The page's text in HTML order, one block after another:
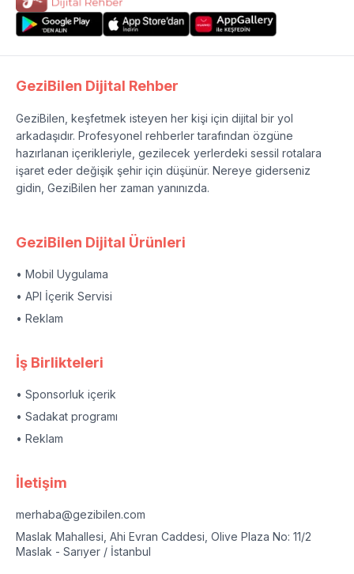
GeziBilen Dijital Rehber
GeziBilen, keşfetmek isteyen her kişi için dijital bir yol
arkadaşıdır. Profesyonel rehberler tarafından özgüne
hazırlanan içerikleriyle, gezilecek yerlerdeki sessil rotalara
işaret eder değişik şehir için düşünür. Nereye giderseniz
gidin, GeziBilen her zaman yanınızda.
GeziBilen Dijital Ürünleri
• Mobil Uygulama
• API İçerik Servisi
• Reklam
İş Birlikteleri
• Sponsorluk içerik
• Sadakat programı
• Reklam
İletişim
merhaba@gezibilen.com
Maslak Mahallesi, Ahi Evran Caddesi, Olive Plaza No: 11/2
Maslak - Sarıyer / İstanbul